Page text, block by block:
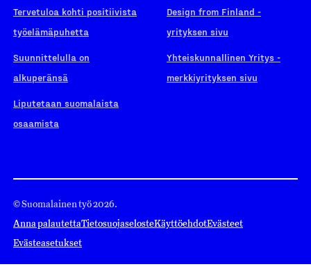
Tervetuloa kohti positiivista
työelämäpuhetta
Suunnittelulla on
alkuperänsä
Liputetaan suomalaista
osaamista
Design from Finland -
yrityksen sivu
Yhteiskunnallinen Yritys -
merkkiyrityksen sivu
© Suomalainen työ 2026.
Anna palautettaTietosuojaselosteKäyttöehdotEvästeet
Evästeasetukset